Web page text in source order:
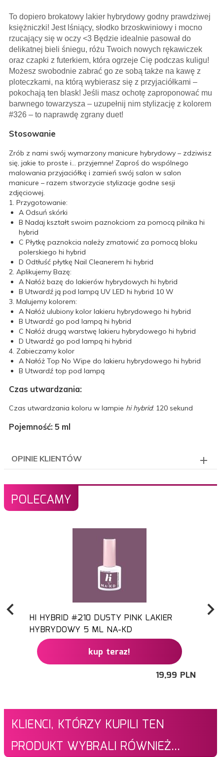
To dopiero brokatowy lakier hybrydowy godny prawdziwej
księżniczki! Jest lśniący, słodko brzoskwiniowy i mocno
rzucający się w oczy <3 Będzie idealnie pasował do
delikatnej bieli śniegu, różu Twoich nowych rękawiczek
oraz czapki z futerkiem, która ogrzeje Cię podczas kuligu!
Możesz swobodnie zabrać go ze sobą także na kawę z
ploteczkami, na którą wybierasz się z przyjaciółkami –
pokochają ten blask! Jeśli masz ochotę zaproponować mu
barwnego towarzysza – uzupełnij nim stylizację z kolorem
#326 – to naprawdę zgrany duet!
Stosowanie
Zrób z nami swój wymarzony manicure hybrydowy – zdziwisz
się, jakie to proste i… przyjemne! Zaproś do wspólnego
malowania przyjaciółkę i zamień swój salon w salon
manicure – razem stworzycie stylizacje godne sesji
zdjęciowej.
1. Przygotowanie:
A Odsuń skórki
B Nadaj kształt swoim paznokciom za pomocą pilnika hi
hybrid
C Płytkę paznokcia należy zmatowić za pomocą bloku
polerskiego hi hybrid
D Odtłuść płytkę Nail Cleanerem hi hybrid
2. Aplikujemy Bazę:
A Nałóż bazę do lakierów hybrydowych hi hybrid
B Utwardź ją pod lampą UV LED hi hybrid 10 W
3. Malujemy kolorem:
A Nałóż ulubiony kolor lakieru hybrydowego hi hybrid
B Utwardź go pod lampą hi hybrid
C Nałóż drugą warstwę lakieru hybrydowego hi hybrid
D Utwardź go pod lampą hi hybrid
4. Zabieczamy kolor
A Nałóż Top No Wipe do lakieru hybrydowego hi hybrid
B Utwardź top pod lampą
Czas utwardzania:
Czas utwardzania koloru w lampie hi hybrid: 120 sekund
Pojemność: 5 ml
OPINIE KLIENTÓW
POLECAMY
HI HYBRID #210 DUSTY PINK LAKIER
HYBRYDOWY 5 ML NA-KD
kup teraz!
19,99 PLN
KLIENCI, KTÓRZY KUPILI TEN
PRODUKT WYBRALI RÓWNIEŻ...